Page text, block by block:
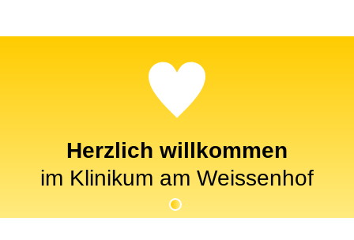
Herzlich willkommen
im Klinikum am Weissenhof